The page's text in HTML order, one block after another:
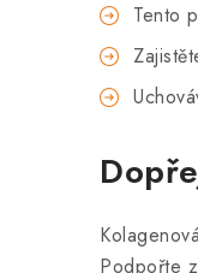
Tento
Podpořte